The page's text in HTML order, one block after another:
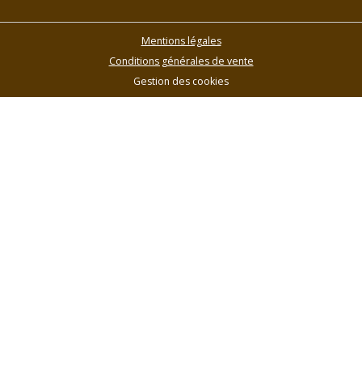
Mentions légales
Conditions générales de vente
Gestion des cookies